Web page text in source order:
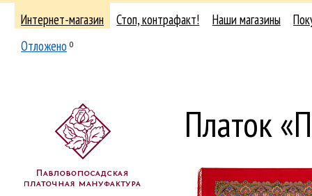
Интернет-магазин Стоп, контрафакт! Наши магазины
Отложено 0
Платок